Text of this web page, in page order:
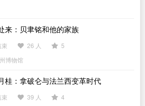
来：贝聿铭和他的家族
26 人
5
博物馆
桂：拿破仑与法兰西变革时代
39 人
4